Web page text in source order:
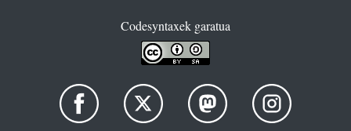
Codesyntaxek garatua